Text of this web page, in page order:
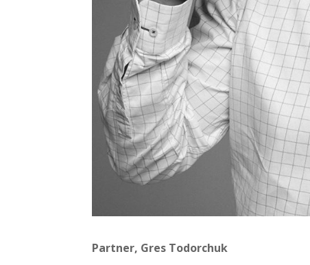
Partner, Gres Todorchuk